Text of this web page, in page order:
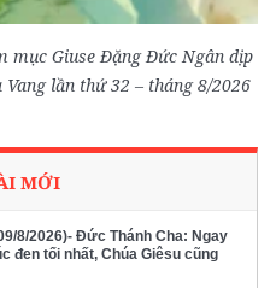
mục Giuse Đặng Đức Ngân dịp
lần thứ 32 – tháng 8/2026
MỚI
8/2026)- Đức Thánh Cha: Ngay
đen tối nhất, Chúa Giêsu cũng